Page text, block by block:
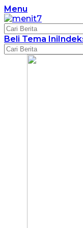
Langsung
ke
konten
Menu
Beli Tema Ini